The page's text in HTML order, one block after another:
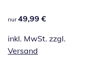
49,99 €
nur 49,99 €
inkl. MwSt. zzgl.
Versand